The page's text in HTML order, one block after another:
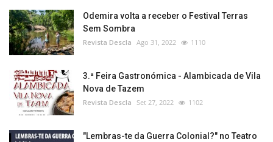
Odemira volta a receber o Festival Terras
Sem Sombra
Revista Descla Ago 31, 2022 1110
3.ª Feira Gastronómica - Alambicada de Vila
Nova de Tazem
Revista Descla Set 27, 2022 1102
"Lembras-te da Guerra Colonial?" no Teatro